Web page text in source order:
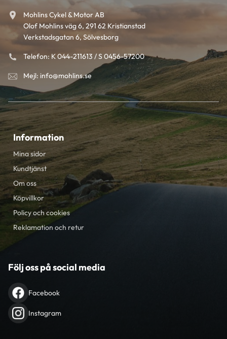
Mohlins Cykel & Motor AB
Olof Mohlins väg 6, 291 62 Kristianstad
Verkstadsgatan 6, Sölvesborg
Telefon: K 044-211613 / S 0456-57200
Mejl: info@mohlins.se
Information
Mina sidor
Kundtjänst
Om oss
Köpvillkor
Policy och cookies
Reklamation och retur
Följ oss på social media
Facebook
Instagram